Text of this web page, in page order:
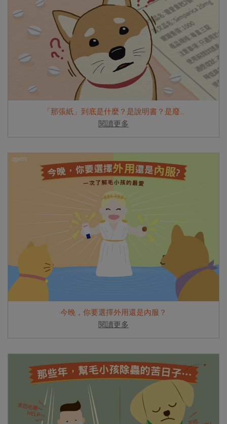
「那張紙」到底是什麼？是說明書？是廢...
閱讀更多
今晚，你要選擇外用還是內服？
閱讀更多